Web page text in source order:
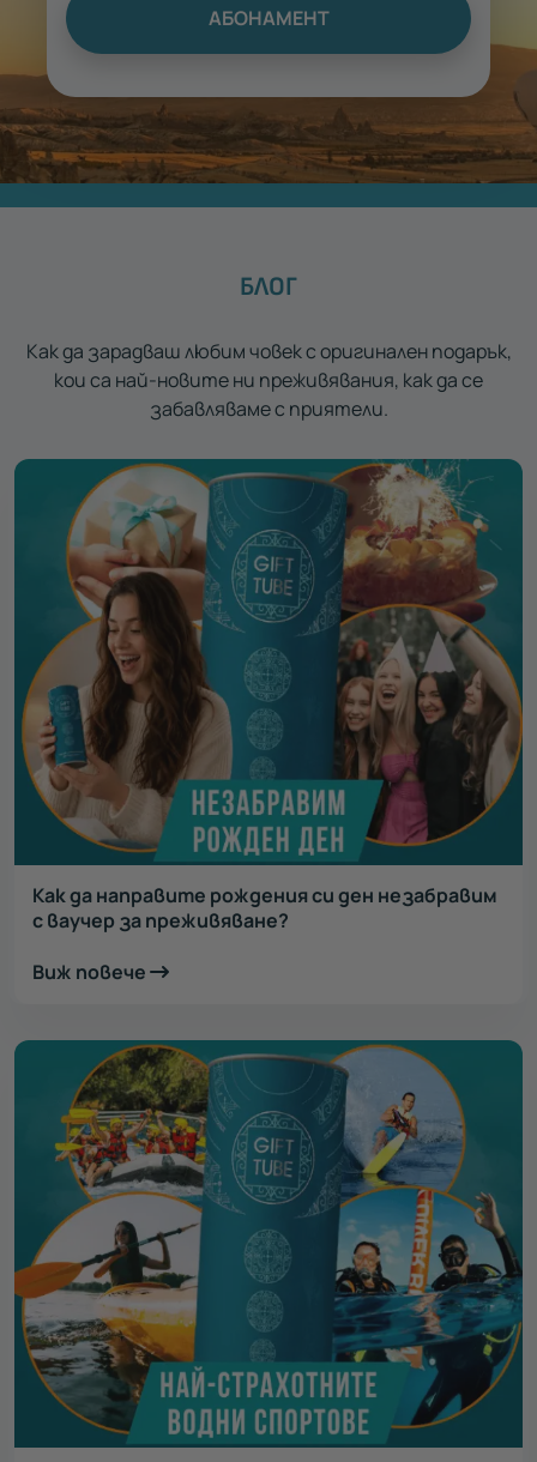
АБОНАМЕНТ
БЛОГ
Как да зарадваш любим човек с оригинален подарък,
кои са най-новите ни преживявания, как да се
забавляваме с приятели.
Как да направите рождения си ден незабравим
с ваучер за преживяване?
Виж повече